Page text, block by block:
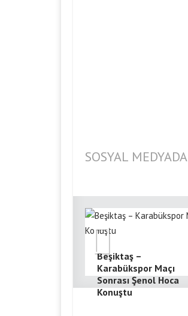
SOSYAL MEDYADA
Beşiktaş –
Karabükspor Maçı
Sonrası Şenol Hoca
Konuştu